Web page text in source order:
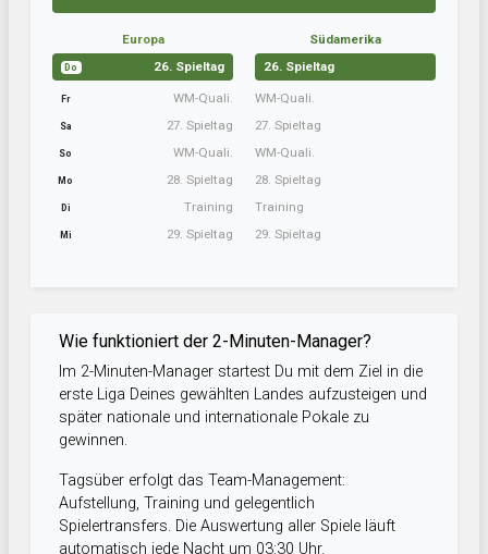
Europa
Do 26. Spieltag
Fr WM-Quali.
Sa 27. Spieltag
So WM-Quali.
Mo 28. Spieltag
Di Training
Mi 29. Spieltag
Südamerika
26. Spieltag
WM-Quali.
27. Spieltag
WM-Quali.
28. Spieltag
Training
29. Spieltag
Wie funktioniert der 2-Minuten-Manager?
Im 2-Minuten-Manager startest Du mit dem Ziel in die
erste Liga Deines gewählten Landes aufzusteigen und
später nationale und internationale Pokale zu
gewinnen.
Tagsüber erfolgt das Team-Management:
Aufstellung, Training und gelegentlich
Spielertransfers. Die Auswertung aller Spiele läuft
automatisch jede Nacht um 03:30 Uhr.